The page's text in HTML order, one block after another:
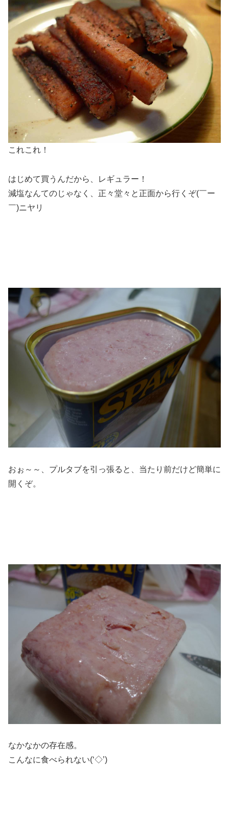
これこれ！
はじめて買うんだから、レギュラー！
減塩なんてのじゃなく、正々堂々と正面から行くぞ(￣ー
￣)ニヤリ
おぉ～～、プルタブを引っ張ると、当たり前だけど簡単に
開くぞ。
なかなかの存在感。
こんなに食べられない(‘◇’)ゞ